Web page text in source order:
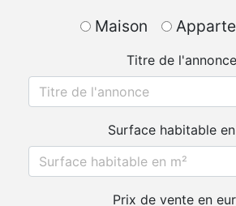
Maison
Titre de l'annonce
Surface habitable en
Prix de vente en